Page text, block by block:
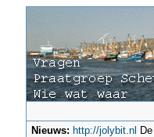
Nieuws: http://jolybit.nl